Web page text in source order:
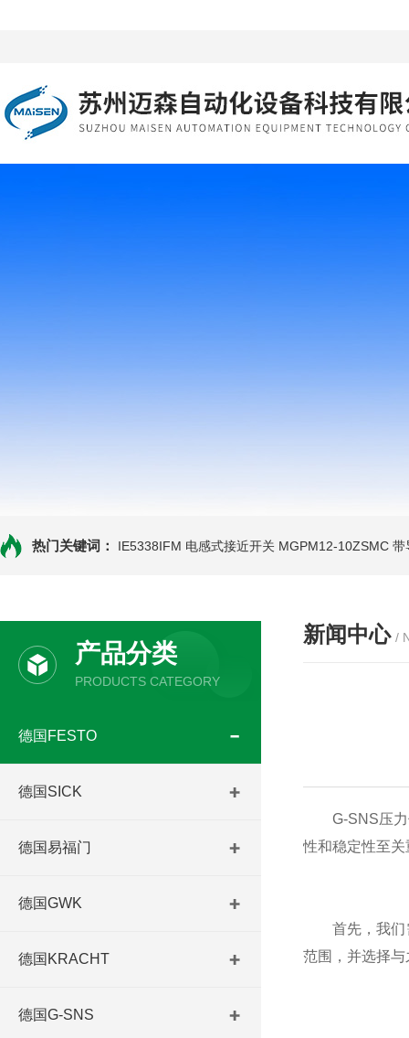
热门关键词： IE5338IFM 电感式接近开关 MGPM12-10ZSMC 带
产品分类
PRODUCTS CATEGORY
德国FESTO
德国SICK
德国易福门
德国GWK
德国KRACHT
德国G-SNS
新闻中心 /
G-SNS压力传
性和稳定性至
首先，我们需
范围，并选择